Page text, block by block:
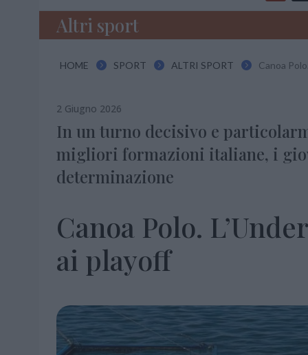
Altri sport
HOME  SPORT  ALTRI SPORT  Canoa
2 Giugno 2026
In un turno decisivo e
migliori formazioni italiane, i
determinazione
Canoa Polo.
ai playoff